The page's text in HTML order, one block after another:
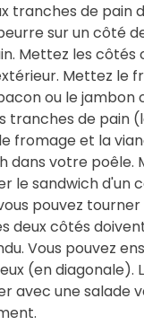
tranches de pain
sur un côté
Mettez les
Mettez le
ou le jambon
tranches de pain
fromage et la
dans votre poêle.
le sandwich d'un
pouvez
deux côtés
Vous pouvez
(en diagonale).
avec une salade